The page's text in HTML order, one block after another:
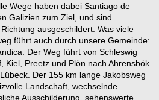
Wege haben dabei Santiago de
Galizien zum Ziel, und sind
ausgeschildert. Was viele
führt auch durch unsere Gemeinde:
Der Weg führt von Schleswig
Kiel, Preetz und Plön nach Ahrensbök
Der 155 km lange Jakobsweg
Landschaft, wechselnde
Ausschilderung, sehenswerte